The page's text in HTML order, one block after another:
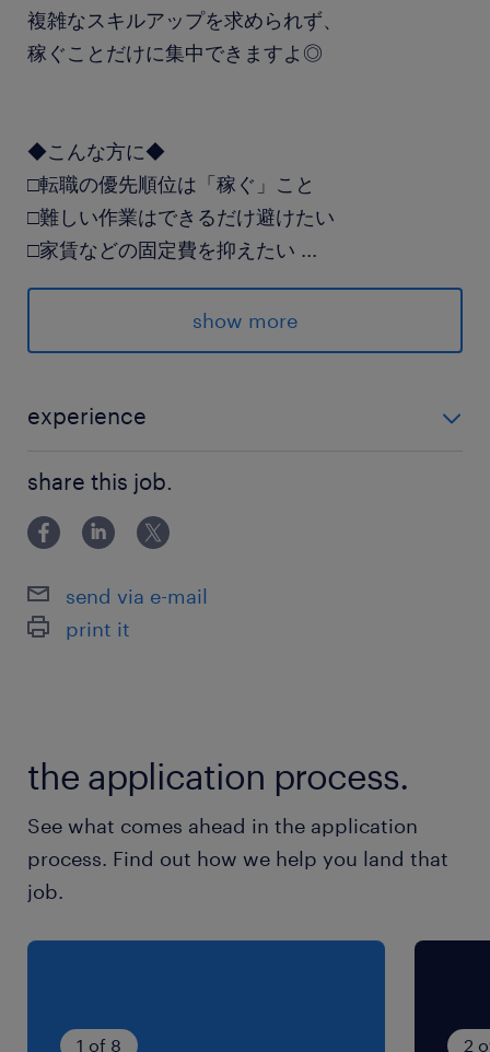
複雑なスキルアップを求められず、
稼ぐことだけに集中できますよ◎
◆こんな方に◆
□転職の優先順位は「稼ぐ」こと
□難しい作業はできるだけ避けたい
□家賃などの固定費を抑えたい ...
WEB応募後、
着信履歴やメールのご確認を
TEL：0120-245-103
派遣先の特徴
大手企業ならではの整った就業環境と
安定した生産体制が魅力♪
磐越東線／赤井駅（車5分）
休日休暇
企業カレンダーによる
4日働いて1日休み→4日働いて2日休み…の繰り返
し。長期連休もあります。
（1）8:00-16:45（実働7時間45分・休憩60分）
show more
experience
share this job.
send via e-mail
print it
the application process.
See what comes ahead in the application
process. Find out how we help you land that
job.
1 of 8 2